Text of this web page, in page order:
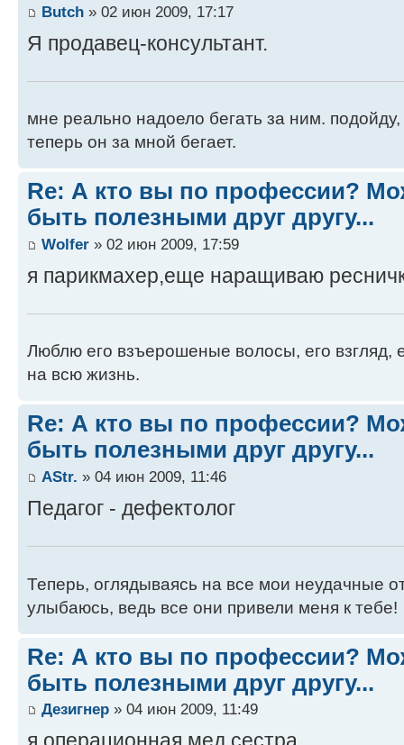
Butch » 02 июн 2009, 17:17
Я продавец-консультант.
мне реально надоело бегать за ним. подойду,
теперь он за мной бегает.
Re: А кто вы по профессии?
быть полезными друг другу...
Wolfer » 02 июн 2009, 17:59
я парикмахер,еще наращиваю
Люблю его взъерошеные волосы, его взгляд,
на всю жизнь.
Re: А кто вы по профессии?
быть полезными друг другу...
AStr. » 04 июн 2009, 11:46
Педагог - дефектолог
Теперь, оглядываясь на все мои неудачные
улыбаюсь, ведь все они привели меня к тебе!
Re: А кто вы по профессии?
быть полезными друг другу...
Дезигнер » 04 июн 2009, 11:49